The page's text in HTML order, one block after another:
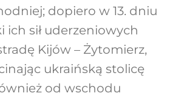
dopiero w 13. dniu
ich sił uderzeniowych
Kijów – Żytomierz,
ukraińską stolicę
od wschodu